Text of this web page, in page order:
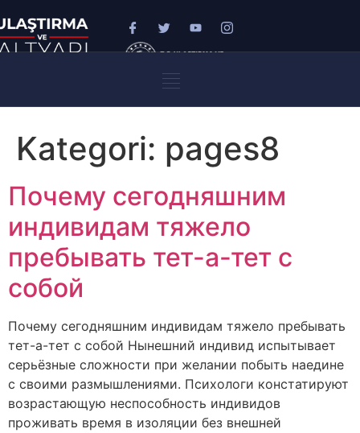
Kategori: pages8
Почему сегодняшним
индивидам тяжело
пребывать тет-а-тет с
собой
Почему сегодняшним индивидам тяжело пребывать
тет-а-тет с собой Нынешний индивид испытывает
серьёзные сложности при желании побыть наедине
с своими размышлениями. Психологи констатируют
возрастающую неспособность индивидов
проживать время в изоляции без внешней